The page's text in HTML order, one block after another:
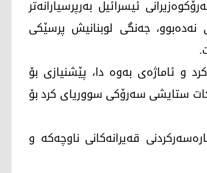
ئیسرائیل بەرپرسیارانەتر
جەنگی لوبنانیش پرسێکی
و ئاماژەی بەوە دا، پێشنیازی بۆ
ستایشی سەرۆکی سووریای کرد بۆ
قەیرانەکانی ناوچەکە و